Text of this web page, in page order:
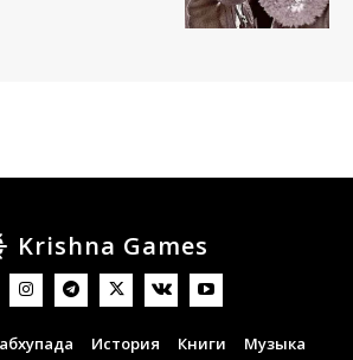
Krishna Games
История Книги
Музыка